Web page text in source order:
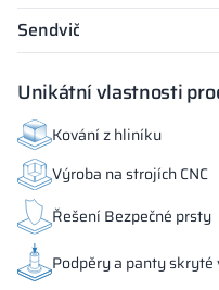
Sendvič
Unikátní vlastnosti
Kování z hliníku
Výroba na strojích CNC
Řešení Bezpečné prsty
Podpěry a panty